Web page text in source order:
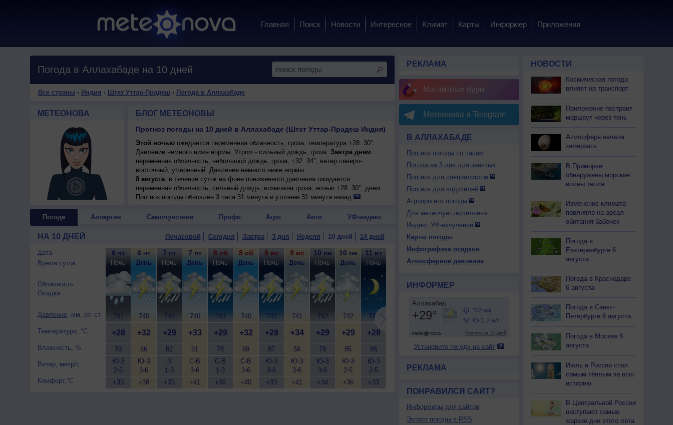
Главная Поиск Новости Интересное Климат Карты Информер Приложения
Погода в Аллахабаде на 10 дней
Все страны › Индия › Штат Уттар-Прадеш › Погода в Аллахабаде
МЕТЕОНОВА БЛОГ МЕТЕОНОВЫ
Прогноз погоды на 10 дней в Аллахабаде (Штат Уттар-Прадеш Индия)
Этой ночьюожидается переменная облачность, гроза, температура +28..30°.
Давление немного ниже нормы. Утром - сильный дождь, гроза. Завтра днем
переменная облачность, небольшой дождь, гроза, +32..34°, ветер северо-
восточный, умеренный. Давление немного ниже нормы. .
8 августа, в течение суток на фоне пониженного давления ожидается
переменная облачность, сильный дождь, возможна гроза; ночью +28..30°, днем
+31..33°, ветер восточный, умеренный.
переменная облачность, небольшой дождь, возможна гроза; ночью +27..29°,
10 августа, ожидается переменная облачность, небольшой дождь, возможна
гроза; ночью и днем +28..30°, ветер слабый.
Прогноз погоды обновлен 3 часа 31 минута и уточнен 31 минута назад
Погода Аллергия Самочувствие Профи Агро Авто УФ-индекс
НА 10 ДНЕЙ Почасовой Сегодня Завтра 3 дня Неделя 10 дней 14 дней
Дата
Время суток
Облачность
Осадки
Давление, мм. рт. ст.
Температура, °C
Влажность, %
Ветер, метр/с
Комфорт,°C
6 чт
Ночь
741
+28
79
Ю-З
2-5
+33
6 чт
День
740
+32
66
Ю-З
3-6
+38
7 пт
Ночь
740
+29
82
З
1-3
+35
7 пт
День
740
+33
61
С-В
3-6
+41
8 сб
Ночь
741
+29
78
С-В
1-3
+36
8 сб
День
740
+32
69
С-В
3-6
+40
9 вс
Ночь
742
+28
87
Ю-З
3-6
+33
9 вс
День
741
+34
58
Ю-З
3-6
+41
10 пн
Ночь
742
+29
78
Ю-З
3-6
+34
10 пн
День
742
+29
85
Ю-З
2-5
+36
11 вт
Ночь
742
+28
86
Ю-З
2-5
+33
11 вт
День
12 ср
Ночь
742
+28
81
3-6
12 ср
День
741
59
5-9
13 чт
Ночь
+28
75
+33
56
+29
Ю-З
5-9
14 пт
740
+32
61
З
5-9
15 сб
Ночь
740
73
+30
15 сб
740
+31
740
+28
РЕКЛАМА
Магнитные бури
Метеонова в Telegram
В АЛЛАХАБАДЕ
Прогноз погоды по часам
Погода на 3 дня для занятых
Прогноз для специалистов
Прогноз для водителей
Агропрогноз погоды
Для метеочувствительных
Индекс УФ-излучения
Карты погоды
Инфографика осадков
Атмосферное давление
ИНФОРМЕР
Установите погоду на сайт
РЕКЛАМА
ПОНРАВИЛСЯ САЙТ?
Информеры для сайтов
Экпорт погоды в RSS
НОВОСТИ
Космическая погода
влияет на транспорт
Приложение построит
маршрут через тень
Атмосфера начала
замерзать
В Приморье
обнаружены морские
волны тепла
Изменение климата
повлияло на ареал
обитания бабочек
Погода в
Екатеринбурге 6
августа
Погода в Краснодаре
6 августа
Погода в Санкт-
Петербурге 6 августа
Погода в Москве 6
августа
Июль в России стал
самым тёплым за всю
историю
В Центральной России
наступают самые
жаркие дни этого лета